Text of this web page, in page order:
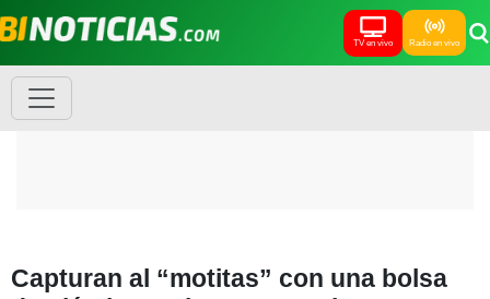
TV en vivo Radio en vivo
Capturan al “motitas” con una bolsa